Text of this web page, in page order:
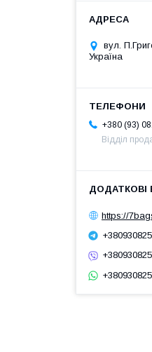
вул.
Україна
+380 (93)
Відділ
https://